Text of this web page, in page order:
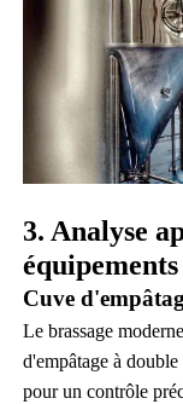
3. Analyse
équipements
Cuve
Le brassage
d'empâtage à
pour un contrôle